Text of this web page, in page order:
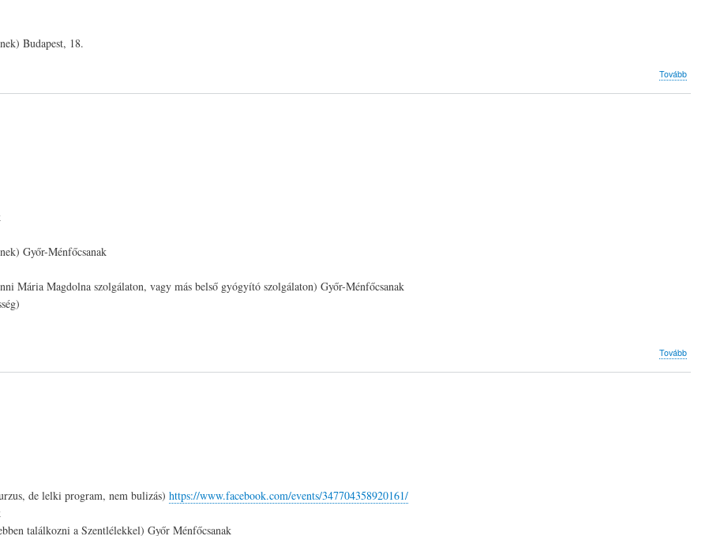
Budapest, 18.
Tovább(Kurzusok
Győr-Ménfőcsanak
Mária Magdolna szolgálaton, vagy más belső gyógyító szolgálaton) Győr-Ménfőcsanak
Tovább(Kurzusok
de lelki program, nem bulizás) https://www.facebook.com/events/347704358920161/
találkozni a Szentlélekkel) Győr Ménfőcsanak